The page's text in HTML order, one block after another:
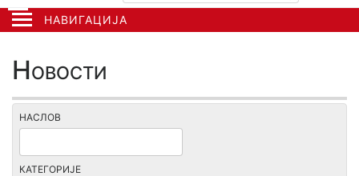
НАВИГАЦИЈА
Новости
НАСЛОВ
КАТЕГОРИЈЕ